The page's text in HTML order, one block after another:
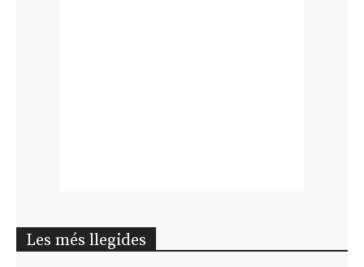
Les més llegides